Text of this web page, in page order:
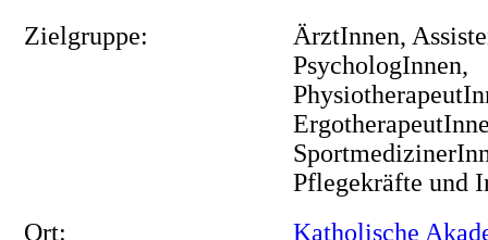
Zielgruppe:
ÄrztInnen,
PsychologInnen,
Pflegekräfte und
Ort:
Katholische